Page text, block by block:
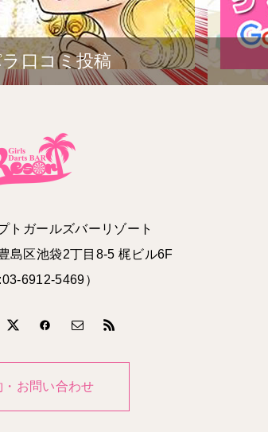
口コミ投稿
トガールズバーリゾート
島区池袋2丁目8-5 梶ビル6F
6912-5469）
・お問い合わせ